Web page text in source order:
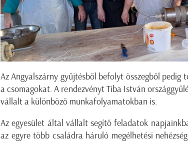
Az Angyalszárny gyűjtésből befolyt összegből pedig
a csomagokat. A rendezvényt Tiba István
vállalt a különböző munkafolyamatokban is.
Az egyesület által vállalt segítő feladatok
az egyre több családra háruló megélhetési